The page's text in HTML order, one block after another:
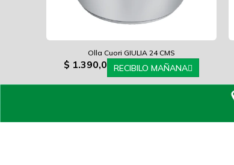
Olla Cuori GIULIA 24 CMS
$ 1.390,0 RECIBILO MAÑANA